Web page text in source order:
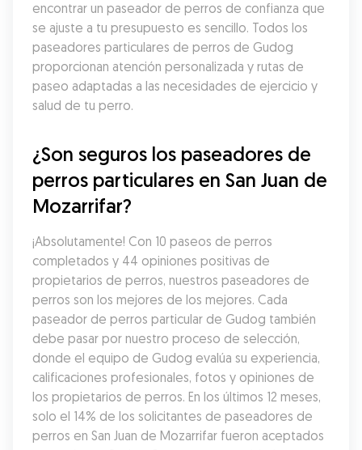
encontrar un paseador de perros de confianza que
se ajuste a tu presupuesto es sencillo. Todos los
paseadores particulares de perros de Gudog
proporcionan atención personalizada y rutas de
paseo adaptadas a las necesidades de ejercicio y
salud de tu perro.
¿Son seguros los paseadores de
perros particulares en San Juan de
Mozarrifar?
¡Absolutamente! Con 10 paseos de perros
completados y 44 opiniones positivas de
propietarios de perros, nuestros paseadores de
perros son los mejores de los mejores. Cada
paseador de perros particular de Gudog también
debe pasar por nuestro proceso de selección,
donde el equipo de Gudog evalúa su experiencia,
calificaciones profesionales, fotos y opiniones de
los propietarios de perros. En los últimos 12 meses,
solo el 14% de los solicitantes de paseadores de
perros en San Juan de Mozarrifar fueron aceptados